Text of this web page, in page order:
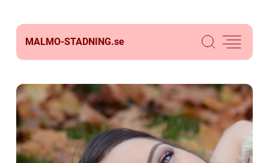
MALMO-STADNING.se